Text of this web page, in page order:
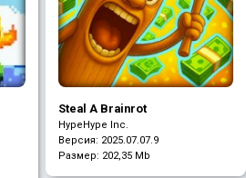
Steal A Brainrot
HypeHype Inc.
Версия: 2025.07.07.9
Размер: 202,35 Mb